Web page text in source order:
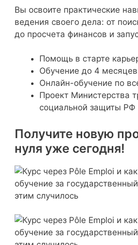
Вы освоите практические
ведения своего дела: от
до просчета финансов и
Помощь в старте
Обучение до 4 месяцев
Онлайн-обучение по
Проект Министерства
социальной защиты РФ
Получите новую
нуля уже сегодня!